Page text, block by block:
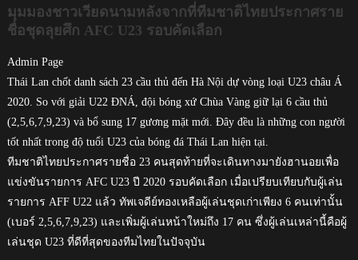
มุมมองชาวเวียดนามหลังจากที่ทีมชาติไทยประกาศราย
ชื่อชุดลุยศึก AFC U23 รอบคัดเลือก
Admin Page
Thái Lan chốt danh sách 23 cầu thủ đến Hà Nội dự vòng loại U23 châu Á
2020. So với giải U22 ĐNÁ, đội bóng xứ Chùa Vàng giữ lại 6 cầu thủ
(2,5,6,7,9,23) và bổ sung 17 gương mặt mới. Đây đều là những con người
tốt nhất trong độ tuổi U23 của bóng đá Thái Lan hiện tại.
ทีมชาติไทยประกาศรายชื่อ 23 คนสุดท้ายที่จะเดินทางมายังฮานอยเพื่อ
แข่งขันรายการ AFC U23 ปี 2020 รอบคัดเลือก เมื่อเปรียบเทียบกับผู้เล่น
รายการ AFF U22 แล้ว ทัพเจดีย์ทองเหลือผู้เล่นชุดเก่าเพียง 6 คนเท่านั้น
(เบอร์ 2,5,6,7,9,23) และเพิ่มผู้เล่นหน้าใหม่ถึง 17 คน ซึ่งผู้เล่นเหล่านี้คือผู้
เล่นชุด U23 ที่ดีที่สุดของทีมไทยในปัจจุบัน